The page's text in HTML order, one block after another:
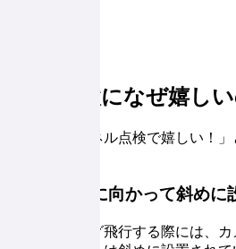
ネル点検になぜ嬉し
「ソーラーパネル点検で嬉しい！
ネルは、空に向かって斜めに
ンでマッピング飛行する際には、